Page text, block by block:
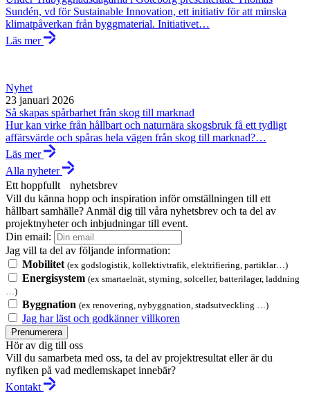
Sundén, vd för Sustainable Innovation, ett initiativ för att minska
klimatpåverkan från byggmaterial. Initiativet…
Läs mer
Nyhet
23 januari 2026
Så skapas spårbarhet från skog till marknad
Hur kan virke från hållbart och naturnära skogsbruk få ett tydligt
affärsvärde och spåras hela vägen från skog till marknad?…
Läs mer
Alla nyheter
Ett hoppfullt nyhetsbrev
Vill du känna hopp och inspiration inför omställningen till ett
hållbart samhälle? Anmäl dig till våra nyhetsbrev och ta del av
projektnyheter och inbjudningar till event.
Din email:
Jag vill ta del av följande information:
Mobilitet (ex godslogistik, kollektivtrafik, elektrifiering, partiklar…)
Energisystem (ex smartaelnät, styrning, solceller, batterilager, laddning
…)
Byggnation (ex renovering, nybyggnation, stadsutveckling …)
Jag har läst och godkänner villkoren
Prenumerera
Hör av dig till oss
Vill du samarbeta med oss, ta del av projektresultat eller är du
nyfiken på vad medlemskapet innebär?
Kontakt